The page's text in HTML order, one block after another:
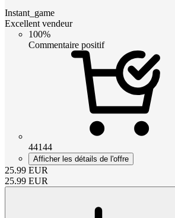
Instant_game
Excellent vendeur
100%
Commentaire positif
44144
Afficher les détails de l'offre
25.99 EUR
25.99 EUR